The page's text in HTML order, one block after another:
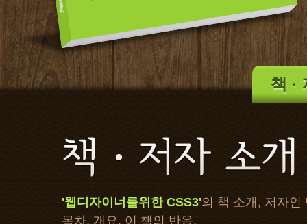
책 ∙
'웹디자이너를위한 CSS3'의 책 소개, 저자인
목차, 개요, 이 책의 반응.